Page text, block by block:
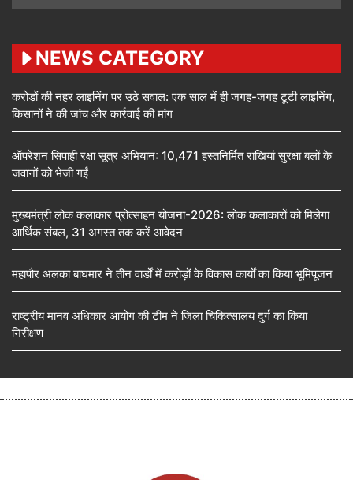
NEWS CATEGORY
करोड़ों की नहर लाइनिंग पर उठे सवाल: एक साल में ही जगह-जगह टूटी लाइनिंग,
किसानों ने की जांच और कार्रवाई की मांग
ऑपरेशन सिपाही रक्षा सूत्र अभियान: 10,471 हस्तनिर्मित राखियां सुरक्षा बलों के
जवानों को भेजी गईं
मुख्यमंत्री लोक कलाकार प्रोत्साहन योजना-2026: लोक कलाकारों को मिलेगा
आर्थिक संबल, 31 अगस्त तक करें आवेदन
महापौर अलका बाघमार ने तीन वार्डों में करोड़ों के विकास कार्यों का किया भूमिपूजन
राष्ट्रीय मानव अधिकार आयोग की टीम ने जिला चिकित्सालय दुर्ग का किया
निरीक्षण